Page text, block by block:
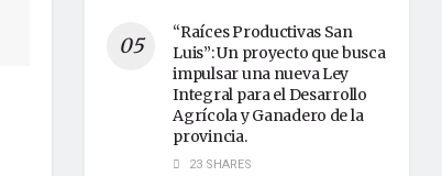
“Raíces Productivas San
Luis”: Un proyecto que busca
impulsar una nueva Ley
Integral para el Desarrollo
Agrícola y Ganadero de la
provincia.
23 SHARES